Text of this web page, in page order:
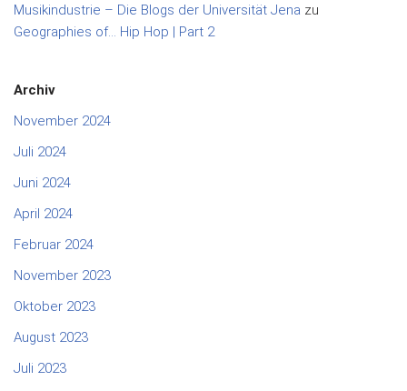
Musikindustrie – Die Blogs der Universität Jena zu
Geographies of… Hip Hop | Part 2
Archiv
November 2024
Juli 2024
Juni 2024
April 2024
Februar 2024
November 2023
Oktober 2023
August 2023
Juli 2023